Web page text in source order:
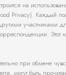
на
Privacy). Каждый
участниками
Этот
при обмене
могут быть